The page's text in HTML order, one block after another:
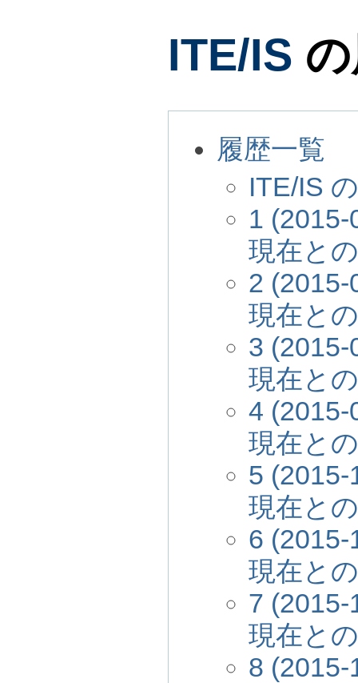
ITE/IS
履歴一覧
ITE/IS
1 (2015-
現在と
2 (2015-
現在と
3 (2015-
現在と
4 (2015-
現在と
5 (2015-
現在と
6 (2015-
現在と
7 (2015-
現在と
8 (2015-